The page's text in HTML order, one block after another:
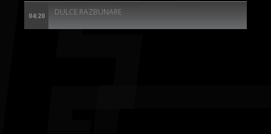
04:20 DULCE RAZBUNARE